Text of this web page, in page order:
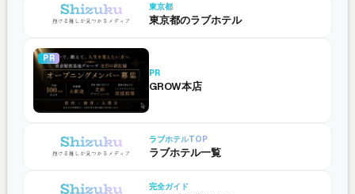
東京都
東京都のラブホテル
PR
PR
GROW本店
ラブホテルTOP
ラブホテル一覧
完全ガイド